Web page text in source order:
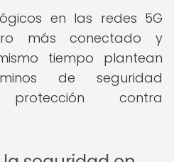
en las redes 5G
más conectado y
tiempo plantean
de seguridad
contra